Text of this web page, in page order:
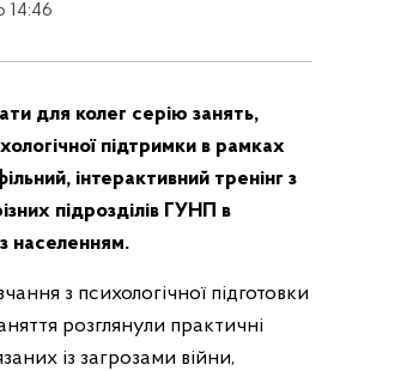
14:46
для колег серію занять,
підтримки в рамках
інтерактивний тренінг з
підрозділів ГУНП в
населенням.
з психологічної підготовки
розглянули практичні
із загрозами війни,